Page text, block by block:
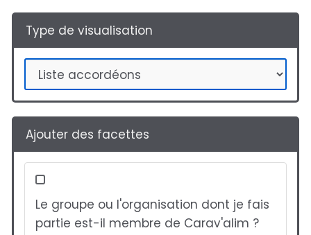
Type de visualisation
Ajouter des facettes
Le groupe ou l'organisation dont je fais
partie est-il membre de Carav'alim ?